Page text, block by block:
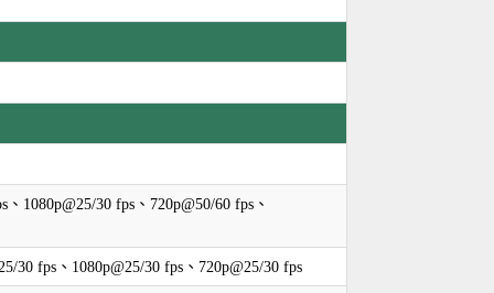
1080p@25/30 fps、720p@50/60 fps、
30 fps、1080p@25/30 fps、720p@25/30 fps